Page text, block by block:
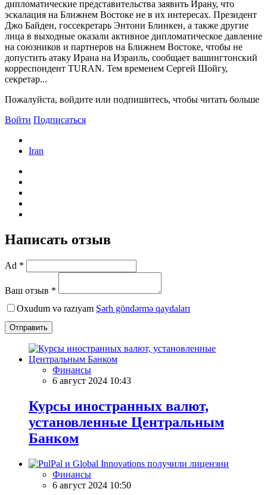
дипломатические представительства заявить Ирану, что
эскалация на Ближнем Востоке не в их интересах. Президент
Джо Байден, госсекретарь Энтони Блинкен, а также другие
лица в выходные оказали активное дипломатическое давление
на союзников и партнеров на Ближнем Востоке, чтобы не
допустить атаку Ирана на Израиль, сообщает вашингтонский
корреспондент TURAN. Тем временем Сергей Шойгу,
секретар...
Пожалуйста, войдите или подпишитесь, чтобы читать больше
Войти Подписаться
Iran
Написать отзыв
Ad *
Ваш отзыв *
Oxudum və razıyam Şərh göndərmə qaydaları
Отправить
Финансы
6 август 2024 10:43
Курсы иностранных валют,
установленные Центральным
Банком
Финансы
6 август 2024 10:50